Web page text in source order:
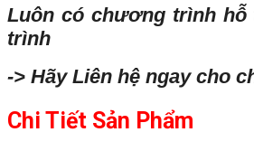
Luôn có chương trình
trình
-> Hãy Liên hệ ngay cho
Chi Tiết Sản Phẩm